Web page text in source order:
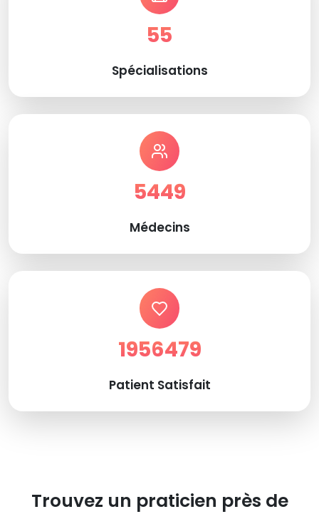
55
Spécialisations
5449
Médecins
1956479
Patient Satisfait
Trouvez un praticien près de